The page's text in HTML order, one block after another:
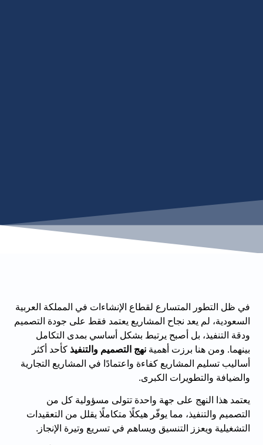
في ظل التطور المتسارع لقطاع الإنشاءات في المملكة العربية
السعودية، لم يعد نجاح المشاريع يعتمد فقط على جودة التصميم
ودقة التنفيذ، بل أصبح يرتبط بشكل أساسي بمدى التكامل
بينهما. ومن هنا برزت أهميةنهج التصميم والتنفيذ كأحد أكثر
أساليب تسليم المشاريع كفاءة واعتمادًا في المشاريع التجارية
والضيافة والتطويرات الكبرى.
يعتمد هذا النهج على جهة واحدة تتولى مسؤولية كل من
التصميم والتنفيذ، مما يوفّر هيكلًا متكاملًا يقلل من التعقيدات
التشغيلية ويعزز التنسيق ويساهم في تسريع وتيرة الإنجاز.